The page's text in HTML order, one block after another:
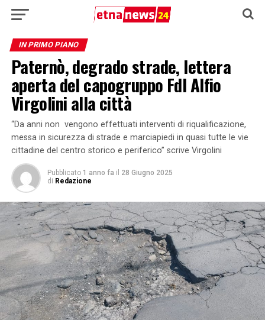
IN PRIMO PIANO
Paternò, degrado strade, lettera
aperta del capogruppo FdI Alfio
Virgolini alla città
“Da anni non vengono effettuati interventi di riqualificazione,
messa in sicurezza di strade e marciapiedi in quasi tutte le vie
cittadine del centro storico e periferico” scrive Virgolini
Pubblicato 1 anno fa il 28 Giugno 2025
di Redazione